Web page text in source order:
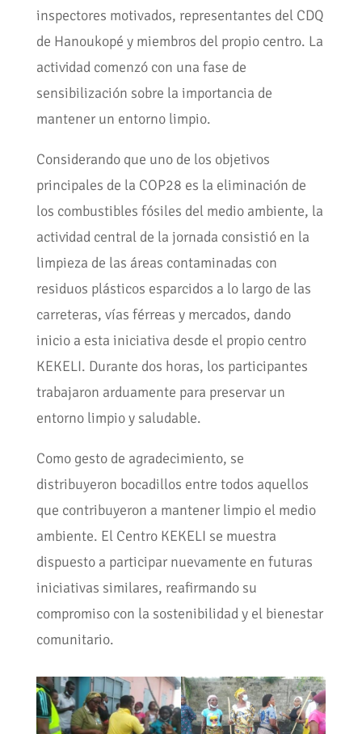
inspectores motivados, representantes del CDQ
de Hanoukopé y miembros del propio centro. La
actividad comenzó con una fase de
sensibilización sobre la importancia de
mantener un entorno limpio.
Considerando que uno de los objetivos
principales de la COP28 es la eliminación de
los combustibles fósiles del medio ambiente, la
actividad central de la jornada consistió en la
limpieza de las áreas contaminadas con
residuos plásticos esparcidos a lo largo de las
carreteras, vías férreas y mercados, dando
inicio a esta iniciativa desde el propio centro
KEKELI. Durante dos horas, los participantes
trabajaron arduamente para preservar un
entorno limpio y saludable.
Como gesto de agradecimiento, se
distribuyeron bocadillos entre todos aquellos
que contribuyeron a mantener limpio el medio
ambiente. El Centro KEKELI se muestra
dispuesto a participar nuevamente en futuras
iniciativas similares, reafirmando su
compromiso con la sostenibilidad y el bienestar
comunitario.